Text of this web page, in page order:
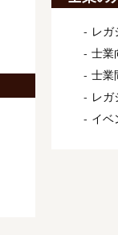
レガ
士業
士業
レガ
イベ